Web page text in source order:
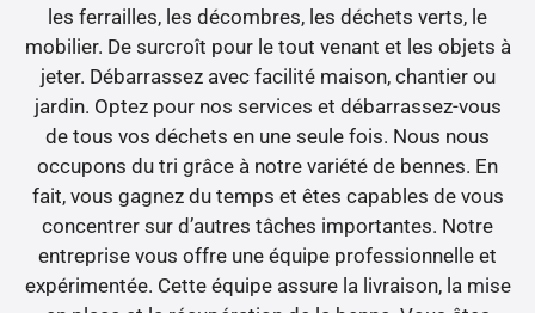
les ferrailles, les décombres, les déchets verts, le
mobilier. De surcroît pour le tout venant et les objets à
jeter. Débarrassez avec facilité maison, chantier ou
jardin. Optez pour nos services et débarrassez-vous
de tous vos déchets en une seule fois. Nous nous
occupons du tri grâce à notre variété de bennes. En
fait, vous gagnez du temps et êtes capables de vous
concentrer sur d’autres tâches importantes. Notre
entreprise vous offre une équipe professionnelle et
expérimentée. Cette équipe assure la livraison, la mise